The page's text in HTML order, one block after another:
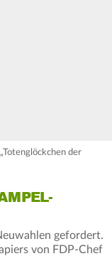
der
gefordert.
von FDP-Chef